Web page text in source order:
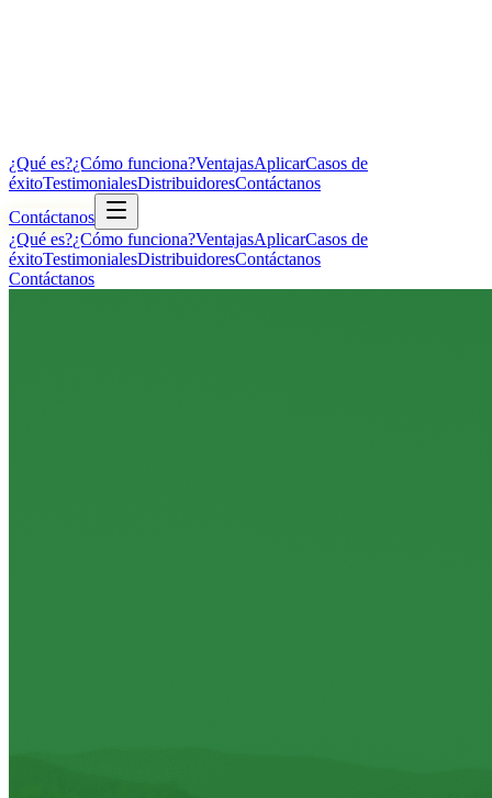
¿Qué es?¿Cómo funciona?VentajasAplicarCasos de
éxitoTestimonialesDistribuidoresContáctanos
Contáctanos
¿Qué es?¿Cómo funciona?VentajasAplicarCasos de
éxitoTestimonialesDistribuidoresContáctanos
Contáctanos